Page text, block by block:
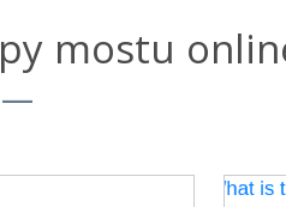
mostu